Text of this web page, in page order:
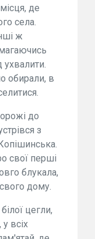
де
села.
ж
ухвалити.
обирали, в
до
з
свої перші
блукала,
дому.
цегли,
всіх